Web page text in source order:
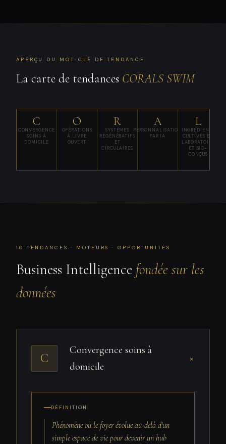
APERÇU DU MOT-CLÉ DE TENDANCE
La carte de tendances CORALS SWIM
C
CONVERGENCE
SOINS À
DOMICILE
O
OPÉRATIONS
À LIVRE
OUVERT
R
SYSTÈMES
RÉGÉNÉRATIFS
ET
CIRCULAIRES
A
PERSONNALISATION
PAR IA
L
INGRÉDIENTS
CULTIVÉS EN
LABORATOIRE
ET BIO-
CONÇUS
10 TENDANCES · MOTEURS · OPPORTUNITÉS
Business Intelligence fondée sur les
données
C
Convergence soins à
domicile
+
DÉFINITION
Phénomène où le foyer évolue au-delà d'un
simple espace de vie pour devenir un hub